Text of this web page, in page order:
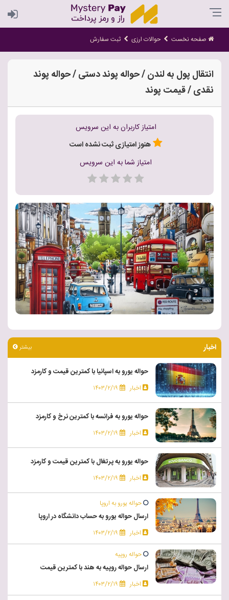
صفحه نخست حوالات ارزی ثبت سفارش
انتقال پول به لندن / حواله پوند دستی / حواله پوند
نقدی / قیمت پوند
امتیاز کاربران به این سرویس
هنوز امتیازی ثبت نشده است
امتیاز شما به این سرویس
اخبار بیشتر
حواله یورو به اسپانیا با کمترین قیمت و کارمزد
اخبار ۱۴۰۳/۲/۱۹
حواله یورو به فرانسه با کمترین نرخ و کارمزد
اخبار ۱۴۰۳/۲/۱۹
حواله یورو به پرتغال با کمترین قیمت و کارمزد
اخبار ۱۴۰۳/۲/۱۹
حواله یورو به اروپا
ارسال حواله یورو به حساب دانشگاه در اروپا
اخبار ۱۴۰۳/۲/۱۹
حواله روپیه
ارسال حواله روپیه به هند با کمترین قیمت
اخبار ۱۴۰۳/۲/۱۹